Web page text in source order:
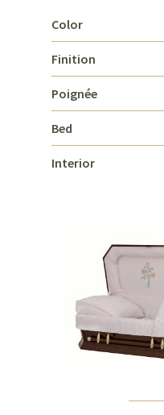
Color
Finition
Poignée
Bed
Interior